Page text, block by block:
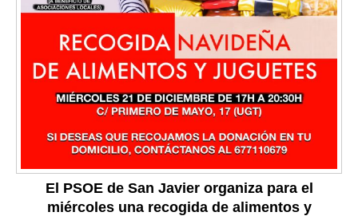
El PSOE de San Javier organiza para el
miércoles una recogida de alimentos y